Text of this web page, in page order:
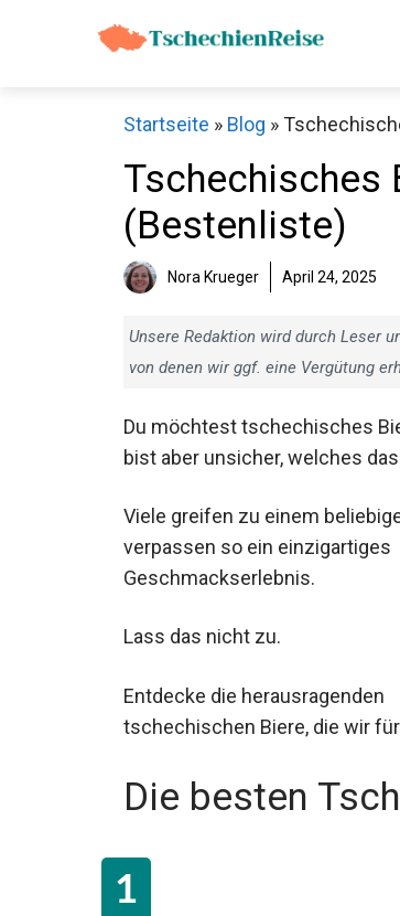
Startseite » Blog »
Tschechisches
(Bestenliste)
Nora Krueger April 24, 2025
Unsere Redaktion wird durch Leser
von denen wir ggf. eine Vergütung
Du möchtest tschechisches
bist aber unsicher, welches
Viele greifen zu einem
verpassen so ein einzigartiges
Geschmackserlebnis.
Lass das nicht zu.
Entdecke die herausragenden
tschechischen Biere, die wir
Die besten